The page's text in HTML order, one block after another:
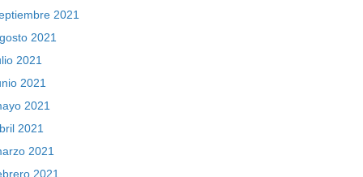
2021
2021
2021
2021
2021
2021
2021
2021